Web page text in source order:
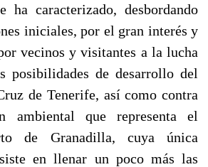
ha caracterizado, desbordando
iniciales, por el gran interés y
vecinos y visitantes a la lucha
posibilidades de desarrollo del
de Tenerife, así como contra
ambiental que representa el
de Granadilla, cuya única
en llenar un poco más las